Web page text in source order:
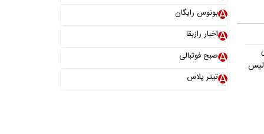
بونوس رایگان
اخبار رازبقا
صبح فوتبالی
تیتر پلاس